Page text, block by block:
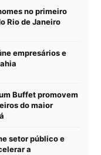
no primeiro
Rio de Janeiro
empresários e
Buffet promovem
do maior
setor público e
a